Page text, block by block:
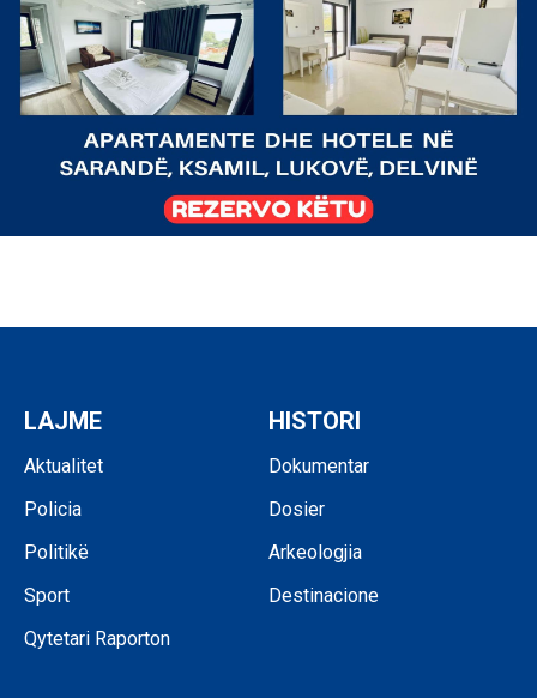
LAJME
Aktualitet
Policia
Politikë
Sport
Qytetari Raporton
HISTORI
Dokumentar
Dosier
Arkeologjia
Destinacione